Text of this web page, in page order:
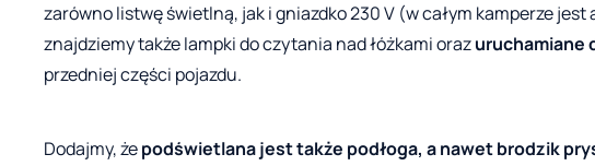
zarówno listwę świetlną, jak i gniazdko 230 V (w całym kamperze
znajdziemy także lampki do czytania nad łóżkami orazuruchamiane
przedniej części pojazdu.
Dodajmy, żepodświetlana jest także podłoga, a nawet brodzik